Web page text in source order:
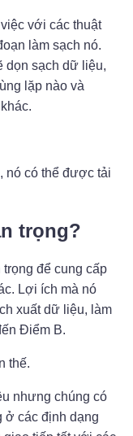
với các thuật
làm sạch nó.
dọn sạch dữ liệu,
lặp nào và
nó có thể được tải
trọng?
để cung cấp
Lợi ích mà nó
xuất dữ liệu, làm
Điểm B.
thế.
nhưng chúng có
ở các định dạng